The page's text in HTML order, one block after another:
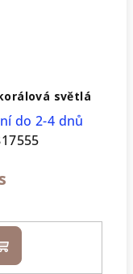
světlá
do 2-4 dnů
Do
košíku